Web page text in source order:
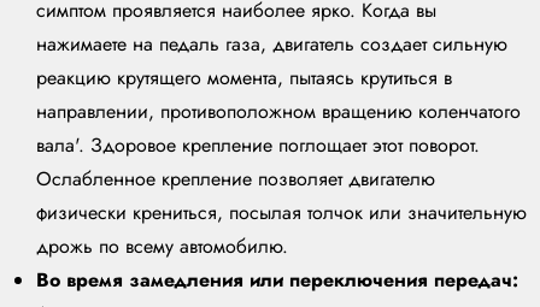
симптом проявляется наиболее ярко. Когда вы
нажимаете на педаль газа, двигатель создает сильную
реакцию крутящего момента, пытаясь крутиться в
направлении, противоположном вращению коленчатого
вала'. Здоровое крепление поглощает этот поворот.
Ослабленное крепление позволяет двигателю
физически крениться, посылая толчок или значительную
дрожь по всему автомобилю.
Во время замедления или переключения передач: